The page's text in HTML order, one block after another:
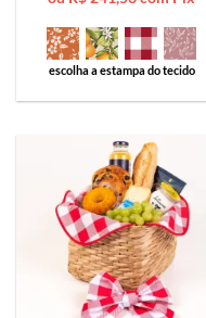
escolha a estampa do tecido